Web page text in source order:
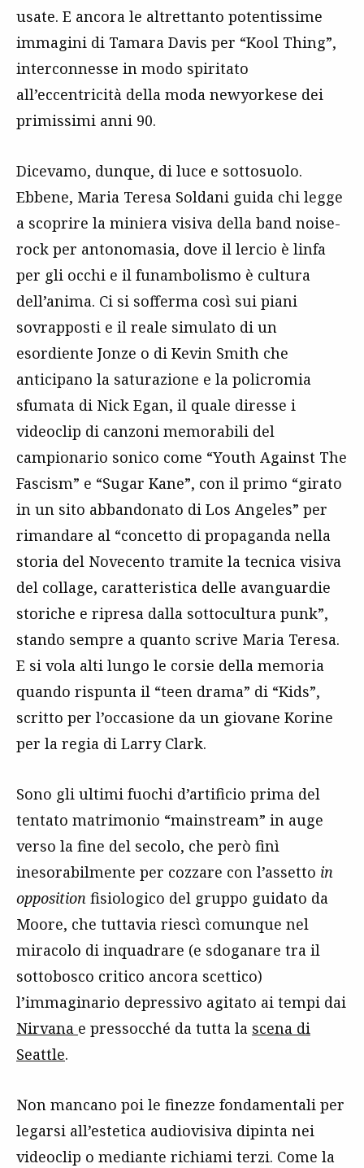
usate. E ancora le altrettanto potentissime
immagini di Tamara Davis per “Kool Thing”,
interconnesse in modo spiritato
all’eccentricità della moda newyorkese dei
primissimi anni 90.
Dicevamo, dunque, di luce e sottosuolo.
Ebbene, Maria Teresa Soldani guida chi legge
a scoprire la miniera visiva della band noise-
rock per antonomasia, dove il lercio è linfa
per gli occhi e il funambolismo è cultura
dell’anima. Ci si sofferma così sui piani
sovrapposti e il reale simulato di un
esordiente Jonze o di Kevin Smith che
anticipano la saturazione e la policromia
sfumata di Nick Egan, il quale diresse i
videoclip di canzoni memorabili del
campionario sonico come “Youth Against The
Fascism” e “Sugar Kane”, con il primo “girato
in un sito abbandonato di Los Angeles” per
rimandare al “concetto di propaganda nella
storia del Novecento tramite la tecnica visiva
del collage, caratteristica delle avanguardie
storiche e ripresa dalla sottocultura punk”,
stando sempre a quanto scrive Maria Teresa.
E si vola alti lungo le corsie della memoria
quando rispunta il “teen drama” di “Kids”,
scritto per l’occasione da un giovane Korine
per la regia di Larry Clark.
Sono gli ultimi fuochi d’artificio prima del
tentato matrimonio “mainstream” in auge
verso la fine del secolo, che però finì
inesorabilmente per cozzare con l’assetto in
opposition fisiologico del gruppo guidato da
Moore, che tuttavia riescì comunque nel
miracolo di inquadrare (e sdoganare tra il
sottobosco critico ancora scettico)
l’immaginario depressivo agitato ai tempi dai
Nirvana e pressocché da tutta la scena di
Seattle.
Non mancano poi le finezze fondamentali per
legarsi all’estetica audiovisiva dipinta nei
videoclip o mediante richiami terzi. Come la